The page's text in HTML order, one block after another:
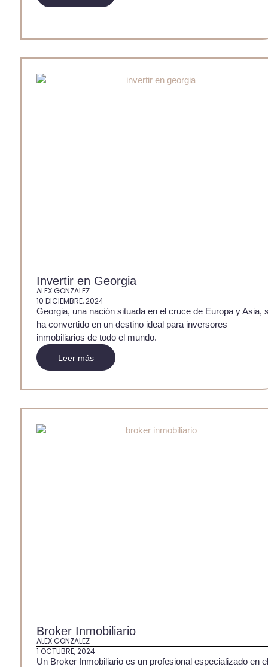
Invertir en Georgia
ALEX GONZALEZ
10 DICIEMBRE, 2024
Georgia, una nación situada en el cruce de Europa y Asia,
ha convertido en un destino ideal para inversores
inmobiliarios de todo el mundo.
Leer más
Broker Inmobiliario
ALEX GONZALEZ
1 OCTUBRE, 2024
Un Broker Inmobiliario es un profesional especializado en